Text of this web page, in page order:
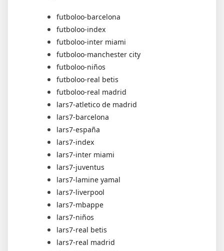
futboloo-barcelona
futboloo-index
futboloo-inter miami
futboloo-manchester city
futboloo-niños
futboloo-real betis
futboloo-real madrid
lars7-atletico de madrid
lars7-barcelona
lars7-españa
lars7-index
lars7-inter miami
lars7-juventus
lars7-lamine yamal
lars7-liverpool
lars7-mbappe
lars7-niños
lars7-real betis
lars7-real madrid